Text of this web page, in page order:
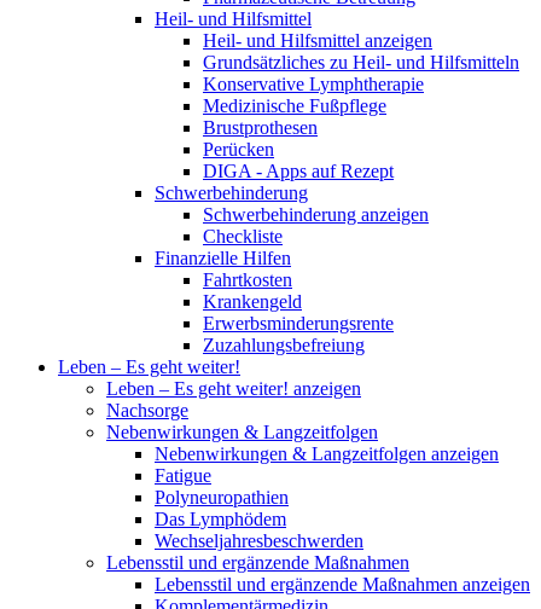
Heil- und Hilfsmittel
Heil- und Hilfsmittel anzeigen
Grundsätzliches zu Heil- und Hilfsmitteln
Konservative Lymphtherapie
Medizinische Fußpflege
Brustprothesen
Perücken
DIGA - Apps auf Rezept
Schwerbehinderung
Schwerbehinderung anzeigen
Checkliste
Finanzielle Hilfen
Fahrtkosten
Krankengeld
Erwerbsminderungsrente
Zuzahlungsbefreiung
Leben – Es geht weiter!
Leben – Es geht weiter! anzeigen
Nachsorge
Nebenwirkungen & Langzeitfolgen
Nebenwirkungen & Langzeitfolgen anzeigen
Fatigue
Polyneuropathien
Das Lymphödem
Wechseljahresbeschwerden
Lebensstil und ergänzende Maßnahmen
Lebensstil und ergänzende Maßnahmen anzeigen